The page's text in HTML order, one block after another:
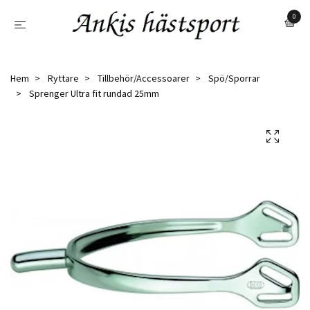
0
Hem Ryttare Tillbehör/Accessoarer
Spö/Sporrar
Sprenger Ultra fit rundad 25mm